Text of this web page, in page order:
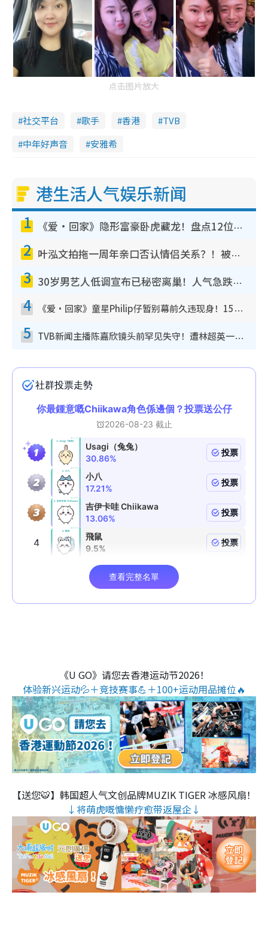
点击图片放大
社交平台 歌手 香港
TVB
中年好声音
安雅希
港生活人气娱乐新闻
1 《爱·回家》隐形富豪卧虎藏龙！盘点12位财气逼人的有钱艺人：这位美女3亿身家不愁做
2 叶泓文拍拖一周年亲口否认情侣关系？！被质疑感情造假竟称GM“普通同事”
3 30岁男艺人低调宣布已秘密离巢！人气急跌变失踪人口：“这几年过得并不容易”
4 《爱·回家》童星Philip仔暂别幕前久违现身！15岁近况暴风成长长高变帅气少年
5 TVB新闻主播陈嘉欣镜头前罕见失守！遭林超英一句话突袭吓坏当场大笑
《U GO》请您去香港运动节2026！
体验新兴运动💦＋竞技赛事💪＋100+运动用品摊位🔥
【送您🐯】韩国超人气文创品牌MUZIK TIGER 冰感风扇！
↓将萌虎嘅慵懒疗愈带返屋企↓